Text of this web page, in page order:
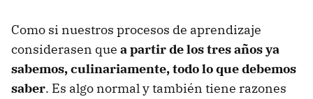
Como si nuestros procesos de aprendizaje
considerasen que a partir de los tres años ya
sabemos, culinariamente, todo lo que debemos
saber. Es algo normal y también tiene razones